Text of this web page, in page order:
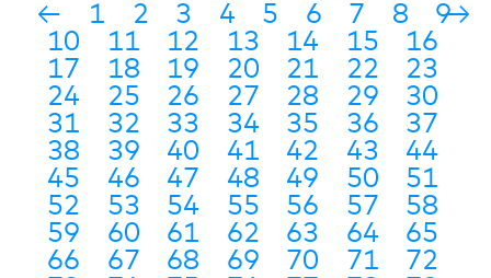
← 1 2 3 4 5 6 7 8
9
10
11 12 13 14 15
16
17
18 19 20 21 22
23
24
25 26 27 28 29
30
31
32 33 34 35 36
37
38
39 40 41 42 43
44
45
46 47 48 49 50
51
52
53 54 55 56 57
58
59
60 61 62 63 64
65
66
67 68 69 70 71
72
→